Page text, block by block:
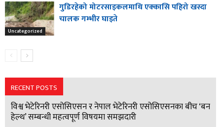
Uncategorized
गुडिरहेको मोटरसाइकलमाथि एक्कासि पहिरो खस्दा
चालक गम्भीर घाइते
RECENT POSTS
विश्व भेटेरिनरी एसोसिएसन र नेपाल भेटेरिनरी एसोसिएसनका बीच ‘बन
हेल्थ’ सम्बन्धी महत्वपूर्ण विषयमा समझदारी